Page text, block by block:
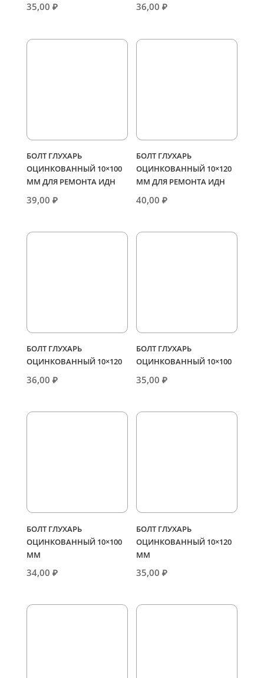
35,00 ₽ 36,00₽
БОЛТ ГЛУХАРЬ
ОЦИНКОВАННЫЙ 10×100
ММ ДЛЯ РЕМОНТА ИДН
39,00 ₽
БОЛТ ГЛУХАРЬ
ОЦИНКОВАННЫЙ 10×120
ММ ДЛЯ РЕМОНТА ИДН
40,00₽
БОЛТ ГЛУХАРЬ
ОЦИНКОВАННЫЙ 10×120
36,00 ₽
БОЛТ ГЛУХАРЬ
ОЦИНКОВАННЫЙ 10×100
35,00₽
БОЛТ ГЛУХАРЬ
ОЦИНКОВАННЫЙ 10×100
ММ
34,00 ₽
БОЛТ ГЛУХАРЬ
ОЦИНКОВАННЫЙ 10×120
ММ
35,00₽